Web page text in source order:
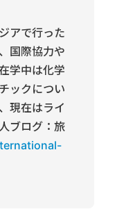
アで行った
国際協力や
学中は化学
ックについ
現在はライ
ブログ：旅